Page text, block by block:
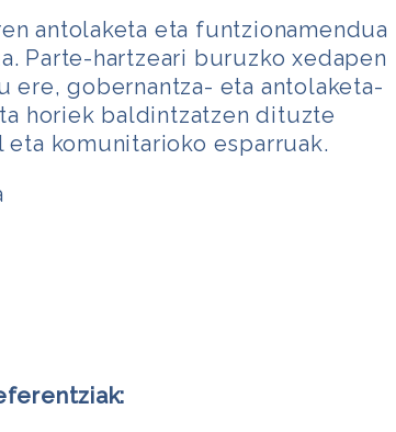
antolaketa eta funtzionamendua
Parte-hartzeari buruzko xedapen
ere, gobernantza- eta antolaketa-
horiek baldintzatzen dituzte
komunitarioko esparruak.